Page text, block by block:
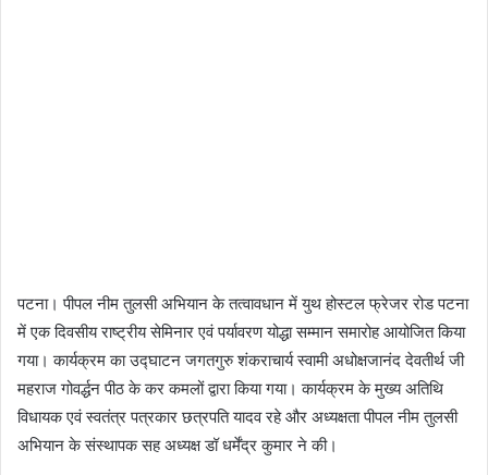
पटना। पीपल नीम तुलसी अभियान के तत्वावधान में युथ होस्टल फ्रेजर रोड पटना
में एक दिवसीय राष्ट्रीय सेमिनार एवं पर्यावरण योद्धा सम्मान समारोह आयोजित किया
गया। कार्यक्रम का उद्घाटन जगतगुरु शंकराचार्य स्वामी अधोक्षजानंद देवतीर्थ जी
महराज गोवर्द्धन पीठ के कर कमलों द्वारा किया गया। कार्यक्रम के मुख्य अतिथि
विधायक एवं स्वतंत्र पत्रकार छत्रपति यादव रहे और अध्यक्षता पीपल नीम तुलसी
अभियान के संस्थापक सह अध्यक्ष डॉ धर्मेंद्र कुमार ने की।